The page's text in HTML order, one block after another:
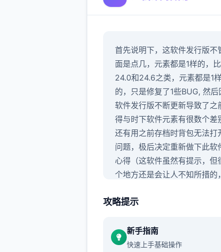
首先说明下，这软件发行版不
面是点几，元素都是1样的，
24.0和24.6之类，元素都是1
的，只是修复了1些BUG, 然后
软件发行版不断更新导致了之
得与时下软件元素有很数个差
还有用之前存档时背包无法打
问题，极后决定重新做下此软
心得（这软件虽然有提示，但
个地方还是会让人不知所措的
要做个心得）,玩过前面发行
了，本次更新主要是sakura
工认证
攻略提示
新手指南
快速上手基础操作